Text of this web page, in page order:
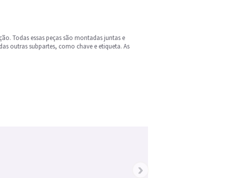
Todas essas peças são montadas juntas e
outras subpartes, como chave e etiqueta. As
›